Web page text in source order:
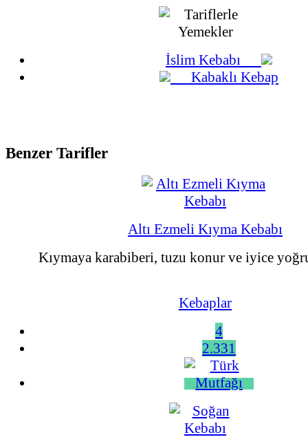
İslim Kebabı
Kabaklı Kebap
Benzer Tarifler
Altı Ezmeli Kıyma Kebabı
Kıymaya karabiberi, tuzu konur ve iyice
Kebaplar
4
2.331